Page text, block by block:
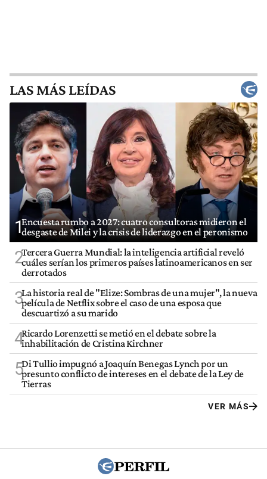
LAS MÁS LEÍDAS
1Encuesta rumbo a 2027: cuatro consultoras midieron el
desgaste de Milei y la crisis de liderazgo en el peronismo
2Tercera Guerra Mundial: la inteligencia artificial reveló
cuáles serían los primeros países latinoamericanos en ser
derrotados
3La historia real de "Elize: Sombras de una mujer", la nueva
película de Netflix sobre el caso de una esposa que
descuartizó a su marido
4Ricardo Lorenzetti se metió en el debate sobre la
inhabilitación de Cristina Kirchner
5Di Tullio impugnó a Joaquín Benegas Lynch por un
presunto conflicto de intereses en el debate de la Ley de
Tierras
VER MÁS